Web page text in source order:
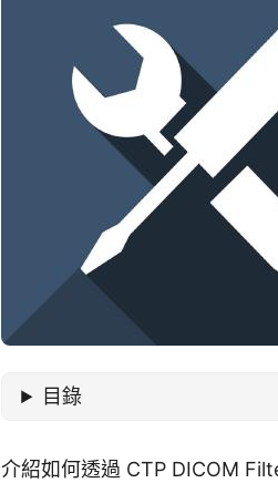
目錄
介紹如何透過 CTP DICOM